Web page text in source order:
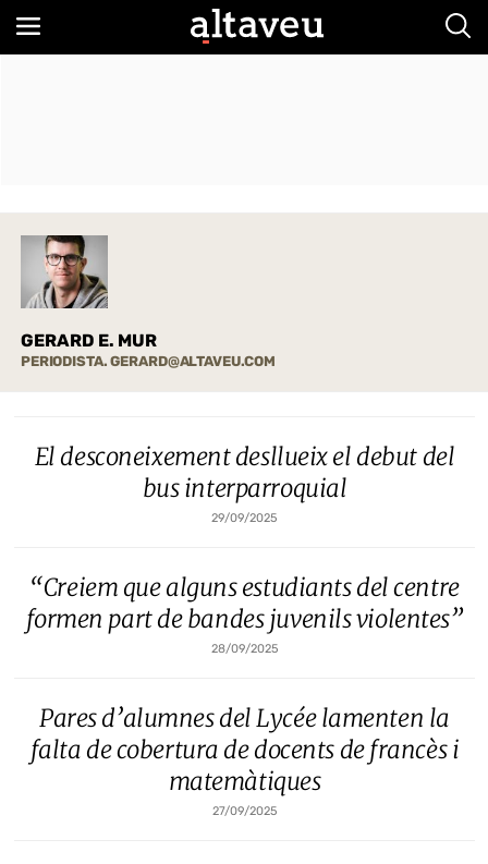
GERARD E. MUR
PERIODISTA. GERARD@ALTAVEU.COM
El desconeixement desllueix el debut del
bus interparroquial
29/09/2025
“Creiem que alguns estudiants del centre
formen part de bandes juvenils violentes”
28/09/2025
Pares d’alumnes del Lycée lamenten la
falta de cobertura de docents de francès i
matemàtiques
27/09/2025